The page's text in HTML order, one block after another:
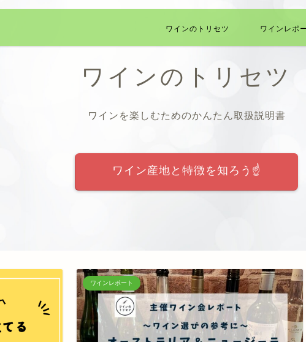
ワインのトリセツ ワインレポ
ワインのトリセツ
ワインを楽しむためのかんたん取扱説明書
ワイン産地と特徴を知ろう☝️
ワインレポート